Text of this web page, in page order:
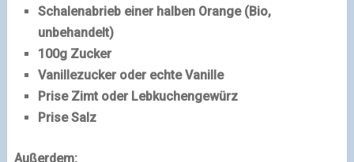
Schalenabrieb einer halben Orange (Bio,
unbehandelt)
100g Zucker
Vanillezucker oder echte Vanille
Prise Zimt oder Lebkuchengewürz
Prise Salz
Außerdem: